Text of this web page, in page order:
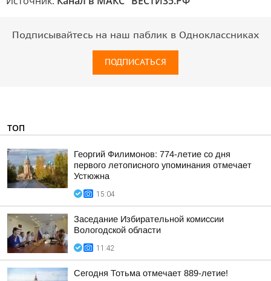
Подписывайтесь на наш паблик в Одноклассниках
ПОДПИСАТЬСЯ
ТОП
Георгий Филимонов: 774-летие со дня
первого летописного упоминания отмечает
Устюжна
15:04
Заседание Избирательной комиссии
Вологодской области
11:42
Сегодня Тотьма отмечает 889-летие!